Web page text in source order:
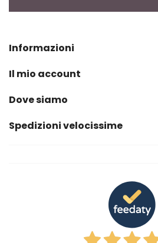
Informazioni
Il mio account
Dove siamo
Spedizioni velocissime